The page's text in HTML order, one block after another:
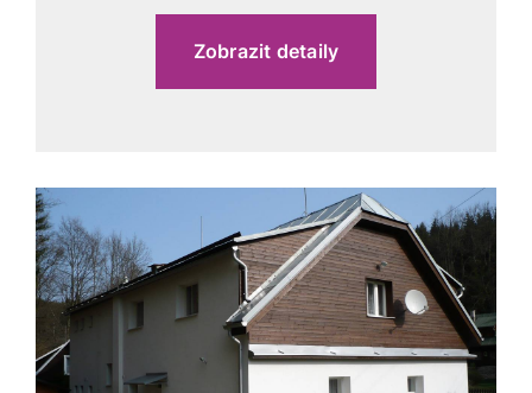
Zobrazit detaily